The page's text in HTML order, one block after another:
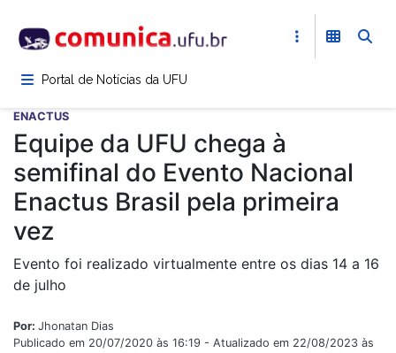
para
conteúdoPortal de Notícias da UFU
ENACTUS
Equipe da UFU chega à
semifinal do Evento Nacional
Enactus Brasil pela primeira
vez
Evento foi realizado virtualmente entre os dias 14 a 16
de julho
Por: Jhonatan Dias
Publicado em 20/07/2020 às 16:19 - Atualizado em 22/08/2023 às